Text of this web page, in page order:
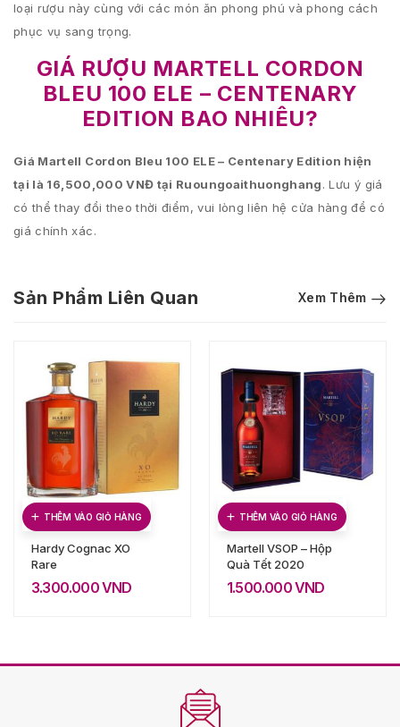
loại rượu này cùng với các món ăn phong phú và phong cách
phục vụ sang trọng.
GIÁ RƯỢU MARTELL CORDON
BLEU 100 ELE – CENTENARY
EDITION BAO NHIÊU?
Giá Martell Cordon Bleu 100 ELE – Centenary Edition hiện
tại là 16,500,000 VNĐ tại Ruoungoaithuonghang. Lưu ý giá
có thể thay đổi theo thời điểm, vui lòng liên hệ cửa hàng để có
giá chính xác.
Sản Phẩm Liên Quan Xem Thêm
THÊM VÀO GIỎ HÀNG
Hardy Cognac XO
Rare
3.300.000VND
THÊM VÀO GIỎ HÀNG
Martell VSOP – Hộp
Quà Tết 2020
1.500.000VND